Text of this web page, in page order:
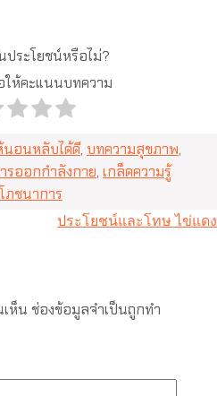
ประโยชน์หรือไม่?
ให้คะแนนบทความ
นอนหลับได้ดี, บทความสุขภาพ,
รออกกำลังกาย, เกล็ดความรู้
โภชนาการ
ประโยชน์และโทษ ไข่แดง
ห็น ช่องข้อมูลจำเป็นถูกทำ